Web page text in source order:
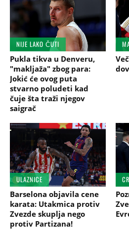
NIJE LAKO ČUTI
Pukla tikva u Denveru,
"makljaža" zbog para:
Jokić će ovog puta
stvarno poludeti kad
čuje šta traži njegov
saigrač
ULAZNICE
Barselona objavila cene
karata: Utakmica protiv
Zvezde skuplja nego
protiv Partizana!